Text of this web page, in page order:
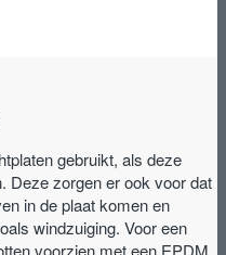
gebruikt, als deze
Deze zorgen er ook voor dat
in de plaat komen en
windzuiging. Voor een
voorzien met een EPDM